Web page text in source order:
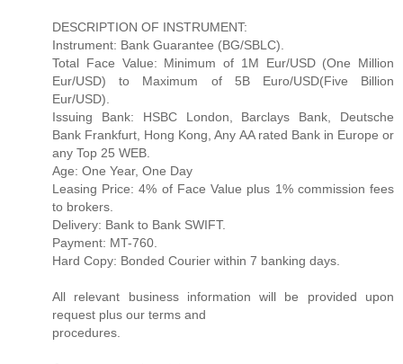
DESCRIPTION OF INSTRUMENT:
Instrument: Bank Guarantee (BG/SBLC).
Total Face Value: Minimum of 1M Eur/USD (One Million
Eur/USD) to Maximum of 5B Euro/USD(Five Billion
Eur/USD).
Issuing Bank: HSBC London, Barclays Bank, Deutsche
Bank Frankfurt, Hong Kong, Any AA rated Bank in Europe or
any Top 25 WEB.
Age: One Year, One Day
Leasing Price: 4% of Face Value plus 1% commission fees
to brokers.
Delivery: Bank to Bank SWIFT.
Payment: MT-760.
Hard Copy: Bonded Courier within 7 banking days.
All relevant business information will be provided upon
request plus our terms and
procedures.